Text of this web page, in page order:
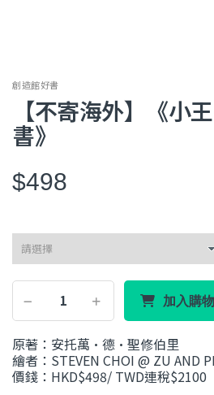
創造館好書
【不寄海外】《小
書》
$498
加入購
原著：安托萬·德·聖修伯里
繪者：STEVEN CHOI @ ZU AND PI
價錢：HKD$498/ TWD連稅$2100